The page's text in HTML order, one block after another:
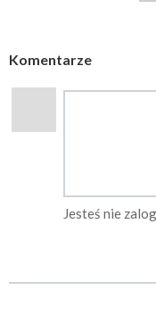
Komentarze
Jesteś nie